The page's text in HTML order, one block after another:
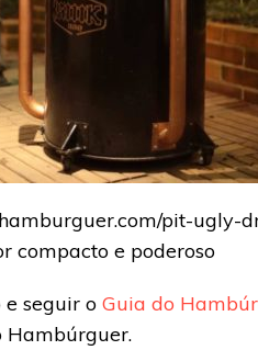
pit-
compacto e poderoso
seguir o Guia do
Hambúrguer.